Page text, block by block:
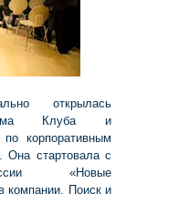
открылась
Клуба и
корпоративным
Она стартовала с
«Новые
компании. Поиск и